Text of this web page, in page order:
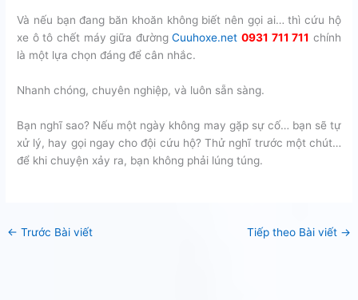
Và nếu bạn đang băn khoăn không biết nên gọi ai… thì cứu hộ
xe ô tô chết máy giữa đườngCuuhoxe.net 0931 711 711 chính
là một lựa chọn đáng để cân nhắc.
Nhanh chóng, chuyên nghiệp, và luôn sẵn sàng.
Bạn nghĩ sao? Nếu một ngày không may gặp sự cố… bạn sẽ tự
xử lý, hay gọi ngay cho đội cứu hộ? Thử nghĩ trước một chút…
để khi chuyện xảy ra, bạn không phải lúng túng.
← Trước Bài viết Tiếp theo Bài viết →